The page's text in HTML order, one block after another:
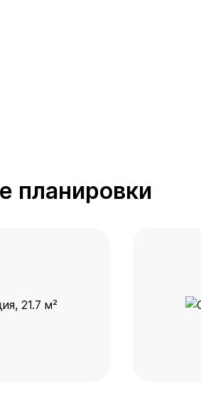
планировки